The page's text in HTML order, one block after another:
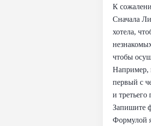
К
Сначала
хотела,
чтобы
Например,
первый с
и третьего
Запишите
Формулой